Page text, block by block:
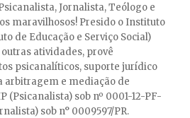
Jornalista, Teólogo e
maravilhosos! Presido o Instituto
de Educação e Serviço Social)
atividades, provê
psicanalíticos, suporte jurídico
arbitragem e mediação de
(Psicanalista) sob nº 0001-12-PF-
sob n° 0009597/PR.